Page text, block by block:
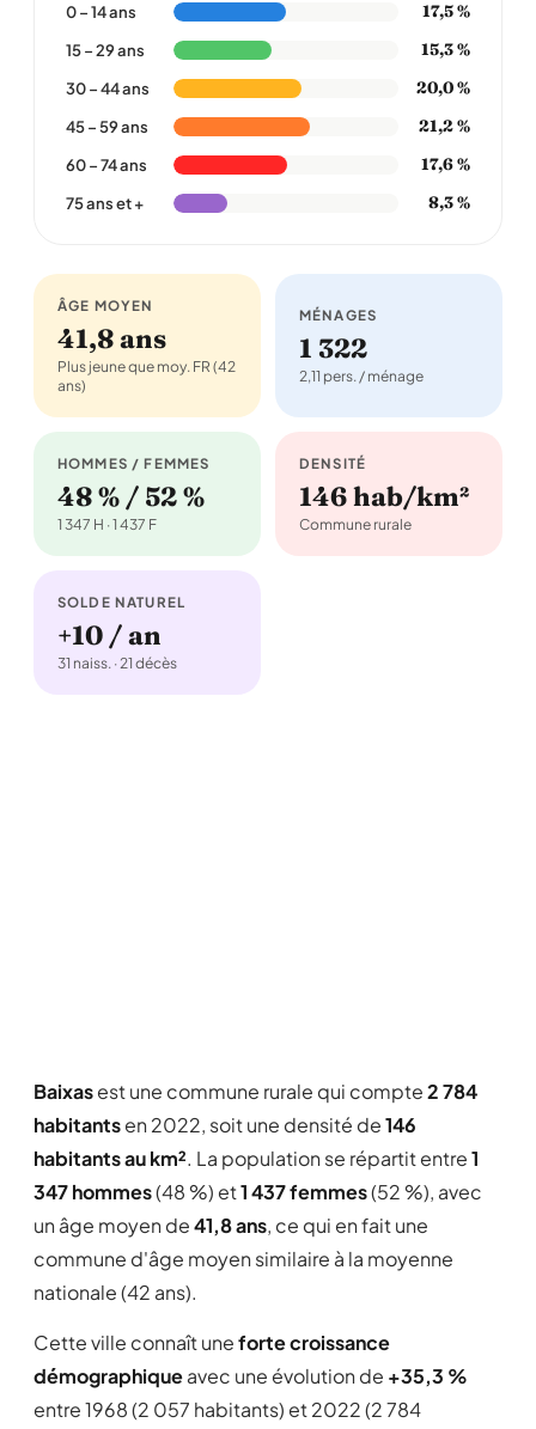
0 – 14 ans 17,5 %
15 – 29 ans 15,3 %
30 – 44 ans 20,0 %
45 – 59 ans 21,2 %
60 – 74 ans 17,6 %
75 ans et + 8,3 %
ÂGE MOYEN
41,8 ans
Plus jeune que moy. FR (42
ans)
MÉNAGES
1 322
2,11 pers. / ménage
HOMMES / FEMMES
48 % / 52 %
1 347 H · 1 437 F
DENSITÉ
146 hab/km²
Commune rurale
SOLDE NATUREL
+10 / an
31 naiss. · 21 décès
Baixasest une commune rurale qui compte2 784
habitantsen 2022, soit une densité de146
habitants au km². La population se répartit entre1
347 hommes(48 %) et1 437 femmes(52 %), avec
un âge moyen de41,8 ans, ce qui en fait une
commune d'âge moyen similaire à la moyenne
nationale (42 ans).
Cette ville connaît uneforte croissance
démographiqueavec une évolution de +35,3 %
entre 1968 (2 057 habitants) et 2022 (2 784